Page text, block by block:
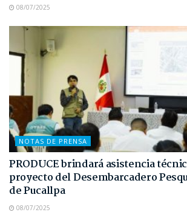
08/07/2025
NOTAS DE PRENSA
PRODUCE brindará asistencia
proyecto del Desembarcadero
de Pucallpa
08/07/2025